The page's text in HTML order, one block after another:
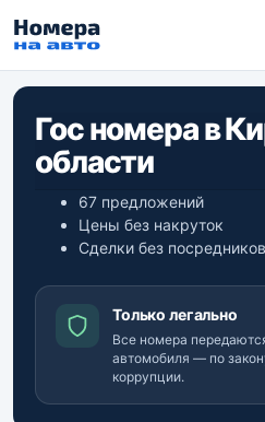
Гос номера в
области
67 предложений
Цены без накруток
Сделки без посредников
Только легально
Все номера
автомобиля — по
коррупции.